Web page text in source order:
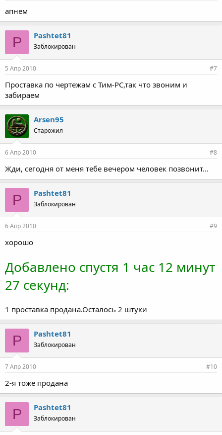
апнем
P Pashtet81
Заблокирован
5 Апр 2010 #7
Проставка по чертежам с Тим-РС,так что звоним и
забираем
Arsen95
Старожил
6 Апр 2010 #8
Жди, сегодня от меня тебе вечером человек позвонит...
P Pashtet81
Заблокирован
6 Апр 2010 #9
хорошо
Добавлено спустя 1 час 12 минут
27 секунд:
1 проставка продана.Осталось 2 штуки
P Pashtet81
Заблокирован
7 Апр 2010 #10
2-я тоже продана
P Pashtet81
Заблокирован